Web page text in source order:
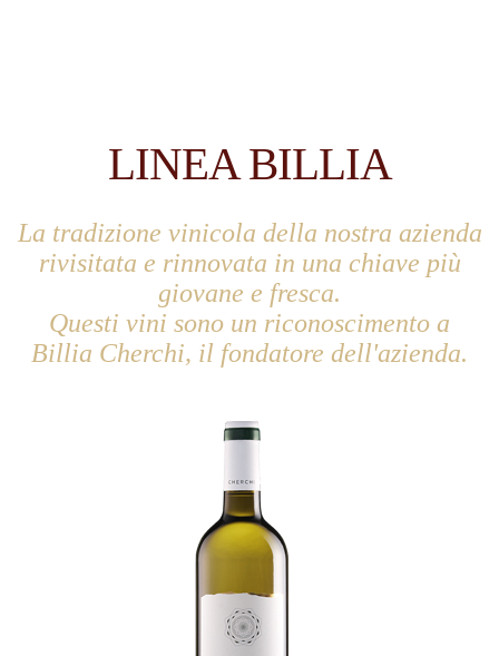
LINEA BILLIA
La tradizione vinicola della nostra azienda
rivisitata e rinnovata in una chiave più
giovane e fresca.
Questi vini sono un riconoscimento a
Billia Cherchi, il fondatore dell'azienda.